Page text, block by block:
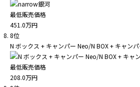
最低販売価格
451.0万円
8位
N ボックス + キャンパー Neo/N BOX + キャン
最低販売価格
208.0万円